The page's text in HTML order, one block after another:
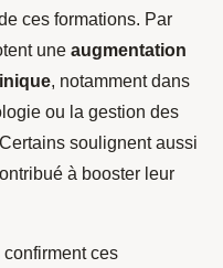
ces formations. Par
une augmentation
, notamment dans
ou la gestion des
soulignent aussi
à booster leur
ces